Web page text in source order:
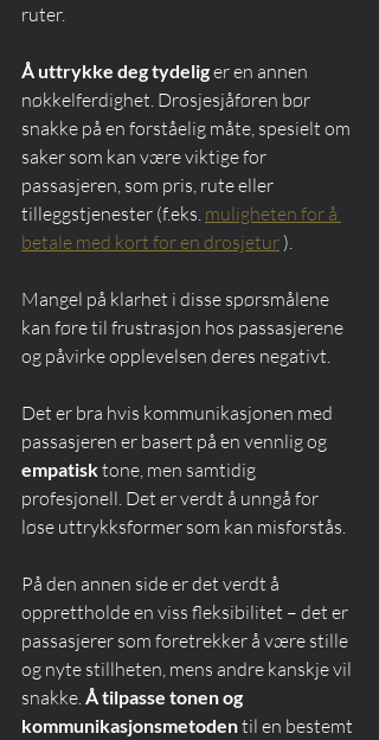
ruter.
Å uttrykke deg tydelig er en annen
nøkkelferdighet. Drosjesjåføren bør
snakke på en forståelig måte, spesielt om
saker som kan være viktige for
passasjeren, som pris, rute eller
tilleggstjenester (f.eks. muligheten for å
betale med kort for en drosjetur ).
Mangel på klarhet i disse spørsmålene
kan føre til frustrasjon hos passasjerene
og påvirke opplevelsen deres negativt.
Det er bra hvis kommunikasjonen med
passasjeren er basert på en vennlig og
empatisk tone, men samtidig
profesjonell. Det er verdt å unngå for
løse uttrykksformer som kan misforstås.
På den annen side er det verdt å
opprettholde en viss fleksibilitet – det er
passasjerer som foretrekker å være stille
og nyte stillheten, mens andre kanskje vil
snakke. Å tilpasse tonen og
kommunikasjonsmetoden til en bestemt